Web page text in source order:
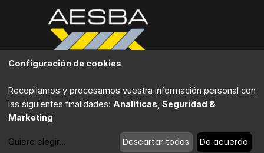
Configuración de cookies
Recopilamos y procesamos vuestra información personal con
las siguientes finalidades: Analíticas, Seguridad &
Marketing
Quiero elegir... Descartar todas De acuerdo